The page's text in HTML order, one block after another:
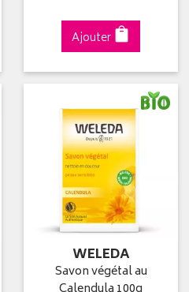
Ajouter
WELEDA
Savon végétal au